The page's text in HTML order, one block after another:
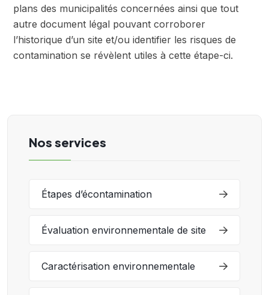
Nos services
Étapes d’écontamination
Évaluation environnementale de site
Caractérisation environnementale
plans des municipalités concernées ainsi que tout
autre document légal pouvant corroborer
l’historique d’un site et/ou identifier les risques de
contamination se révèlent utiles à cette étape-ci.